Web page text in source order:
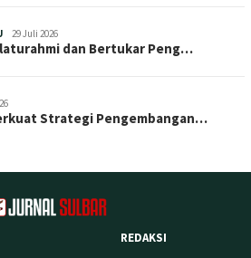
29 Juli 2026
dan Bertukar Peng…
Strategi Pengembangan…
REDAKSI